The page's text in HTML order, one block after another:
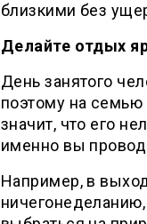
близкими без
Делайте отдых
День занятого
поэтому на семью
значит, что его
именно вы
Например, в